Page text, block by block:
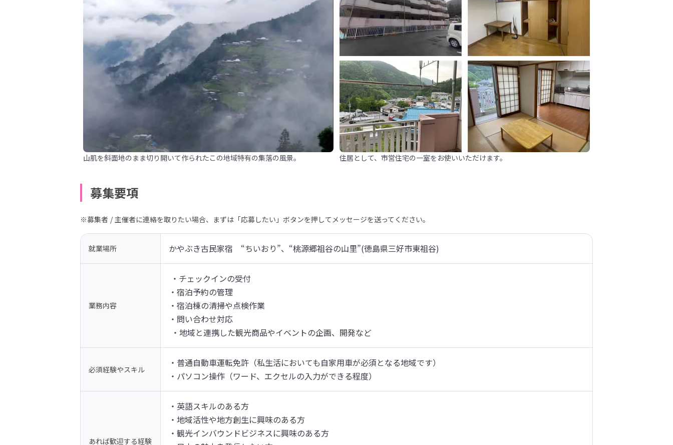
山肌を斜面地のまま切り開いて作られたこの地域特有の集落の風景。 住居として、市営住宅の一室をお使いいただけます。
募集要項
※募集者 / 主催者に連絡を取りたい場合、まずは「応募したい」ボタンを押してメッセージを送ってください。
就業場所 かやぶき古民家宿　“ちいおり”、“桃源郷祖谷の山里”(徳島県三好市東祖谷)
業務内容
・宿泊予約の管理
・宿泊棟の清掃や点検作業
・問い合わせ対応
・地域と連携した観光商品やイベントの企画、開発など
必須経験やスキル
・普通自動車運転免許（私生活においても自家用車が必須となる地域です）
・パソコン操作（ワード、エクセルの入力ができる程度）
あれば歓迎する経験
・英語スキルのある方
・地域活性や地方創生に興味のある方
・観光インバウンドビジネスに興味のある方